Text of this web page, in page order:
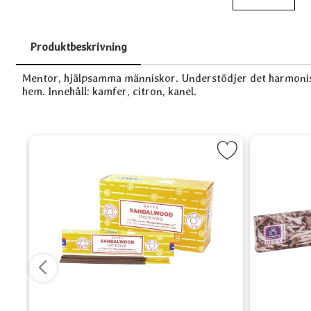
Produktbeskrivning
Produktbeskrivning
Mentor, hjälpsamma människor. Understödjer det
hem. Innehåll: kamfer, citron, kanel.
Markera Sandalwood (Sandelträ), Satya